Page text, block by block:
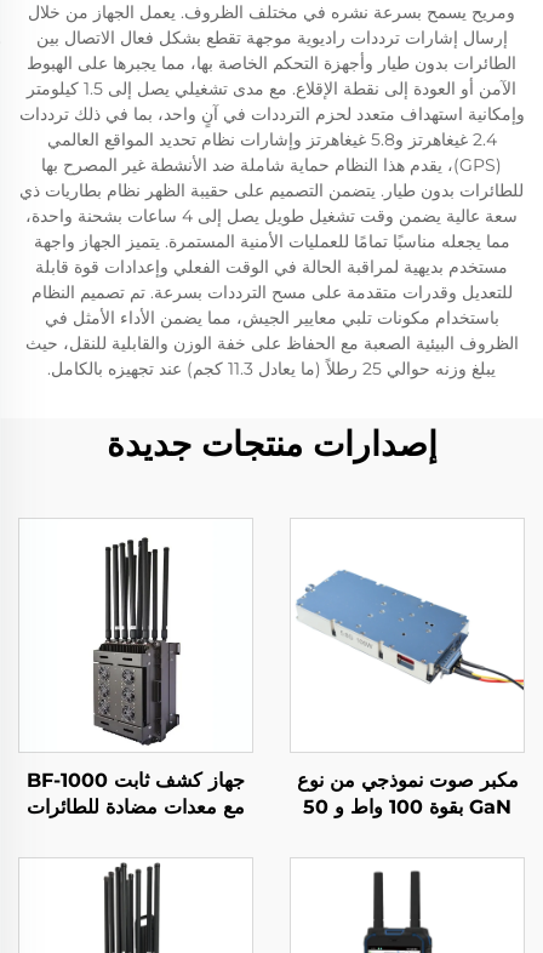
ومريح يسمح بسرعة نشره في مختلف الظروف. يعمل الجهاز من خلال
إرسال إشارات ترددات راديوية موجهة تقطع بشكل فعال الاتصال بين
الطائرات بدون طيار وأجهزة التحكم الخاصة بها، مما يجبرها على الهبوط
الآمن أو العودة إلى نقطة الإقلاع. مع مدى تشغيلي يصل إلى 1.5 كيلومتر
وإمكانية استهداف متعدد لحزم الترددات في آنٍ واحد، بما في ذلك ترددات
2.4 غيغاهرتز و5.8 غيغاهرتز وإشارات نظام تحديد المواقع العالمي
(GPS)، يقدم هذا النظام حماية شاملة ضد الأنشطة غير المصرح بها
للطائرات بدون طيار. يتضمن التصميم على حقيبة الظهر نظام بطاريات ذي
سعة عالية يضمن وقت تشغيل طويل يصل إلى 4 ساعات بشحنة واحدة،
مما يجعله مناسبًا تمامًا للعمليات الأمنية المستمرة. يتميز الجهاز واجهة
مستخدم بديهية لمراقبة الحالة في الوقت الفعلي وإعدادات قوة قابلة
للتعديل وقدرات متقدمة على مسح الترددات بسرعة. تم تصميم النظام
باستخدام مكونات تلبي معايير الجيش، مما يضمن الأداء الأمثل في
الظروف البيئية الصعبة مع الحفاظ على خفة الوزن والقابلية للنقل، حيث
يبلغ وزنه حوالي 25 رطلاً (ما يعادل 11.3 كجم) عند تجهيزه بالكامل.
إصدارات منتجات جديدة
مكبر صوت نموذجي من نوع
GaN بقوة 100 واط و 50
الطائرات بدون طيار، وحدة
مضادة للطائرات بدون طيار
بتردد 5.2/5.8 غيغاهرتز، درع
RF كافٍ بتردد 5.2/5.8
جهاز كشف ثابت BF-1000
مع معدات مضادة للطائرات